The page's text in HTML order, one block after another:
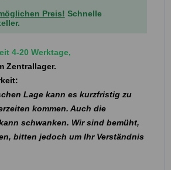
Preis! Schnelle
4-20 Werktage,
Zentrallager.
Lage kann es kurzfristig zu
kommen. Auch die
schwanken. Wir sind bemüht,
bitten jedoch um Ihr Verständnis